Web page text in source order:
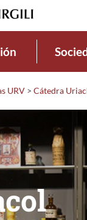
URV > Cátedra